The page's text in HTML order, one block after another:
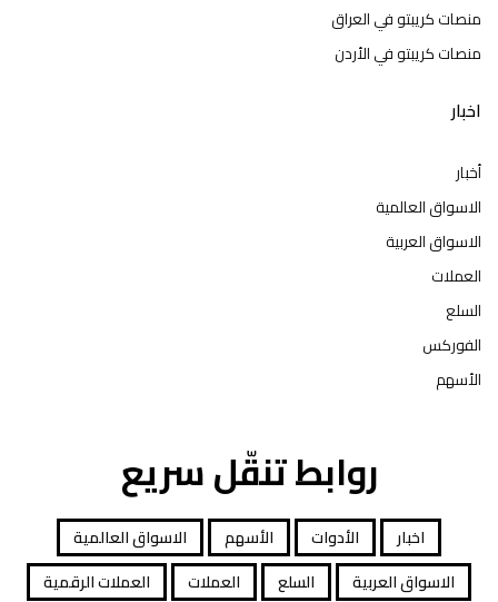
منصات كريبتو في العراق
منصات كريبتو في الأردن
اخبار
أخبار
الاسواق العالمية
الاسواق العربية
العملات
السلع
الفوركس
الأسهم
روابط تنقّل سريع
اخبار الأدوات الأسهم
الاسواق العالمية
الاسواق العربية
السلع العملات العملات الرقمية